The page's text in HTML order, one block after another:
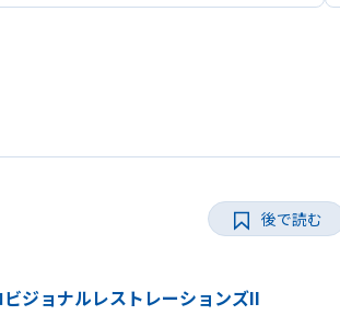
ジョナルレストレーションズII
後で読む